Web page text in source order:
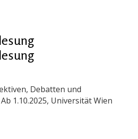
Debatten und
1.10.2025, Universität Wien